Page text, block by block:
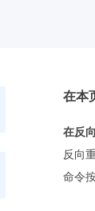
在本
在反
反向
命令